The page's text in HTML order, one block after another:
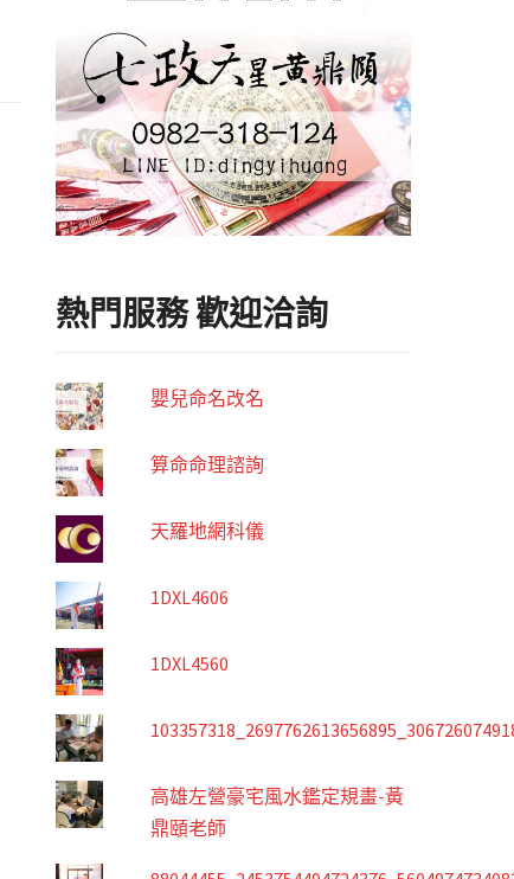
熱門服務 歡迎洽詢
嬰兒命名改名
算命命理諮詢
天羅地網科儀
1DXL4606
1DXL4560
高雄左營豪宅風水鑑定規畫-黃
鼎頤老師